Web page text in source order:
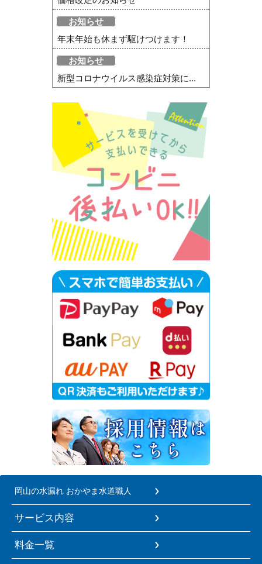
お知らせ
年末年始も休まず駆けつけます！
お知らせ
新型コロナウイルス感染症対策に...
岡山の水漏れ おかやま水道職人
サービス内容
料金一覧